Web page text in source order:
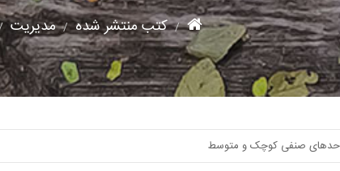
کتب منتشر شده مدیریت